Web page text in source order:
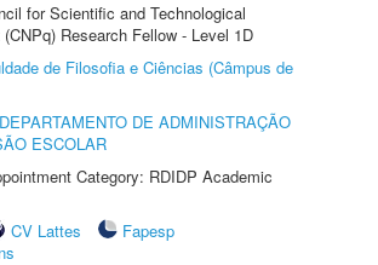
for Scientific and Technological
Research Fellow - Level 1D
de Filosofia e Ciências (Câmpus de
DEPARTAMENTO DE ADMINISTRAÇÃO
ESCOLAR
Category: RDIDP Academic
CV Lattes
Fapesp